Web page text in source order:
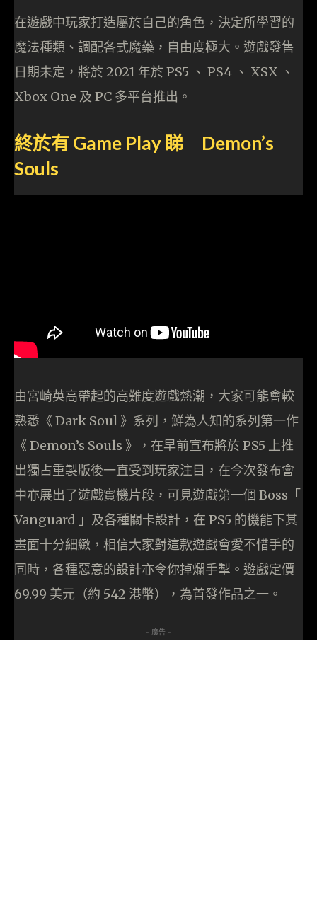
在遊戲中玩家打造屬於自己的角色，決定所學習的
魔法種類、調配各式魔藥，自由度極大。遊戲發售
日期未定，將於 2021 年於 PS5 、 PS4 、 XSX 、
Xbox One 及 PC 多平台推出。
終於有 Game Play 睇 Demon’s
Souls
由宮崎英高帶起的高難度遊戲熱潮，大家可能會較
熟悉《 Dark Soul 》系列，鮮為人知的系列第一作
《 Demon’s Souls 》，在早前宣布將於 PS5 上推
出獨占重製版後一直受到玩家注目，在今次發布會
中亦展出了遊戲實機片段，可見遊戲第一個 Boss「
Vanguard 」及各種關卡設計，在 PS5 的機能下其
畫面十分細緻，相信大家對這款遊戲會愛不惜手的
同時，各種惡意的設計亦令你掉爛手掣。遊戲定價
69.99 美元（約 542 港幣），為首發作品之一。
- 廣告 -